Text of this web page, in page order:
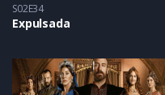
S02E34
Expulsada